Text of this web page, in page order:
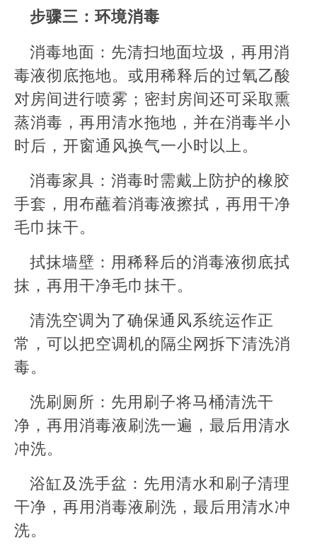
步骤三：环境消毒
消毒地面：先清扫地面垃圾，再用消
毒液彻底拖地。或用稀释后的过氧乙酸
对房间进行喷雾；密封房间还可采取熏
蒸消毒，再用清水拖地，并在消毒半小
时后，开窗通风换气一小时以上。
消毒家具：消毒时需戴上防护的橡胶
手套，用布蘸着消毒液擦拭，再用干净
毛巾抹干。
拭抹墙壁：用稀释后的消毒液彻底拭
抹，再用干净毛巾抹干。
清洗空调为了确保通风系统运作正
常，可以把空调机的隔尘网拆下清洗消
毒。
洗刷厕所：先用刷子将马桶清洗干
净，再用消毒液刷洗一遍，最后用清水
冲洗。
浴缸及洗手盆：先用清水和刷子清理
干净，再用消毒液刷洗，最后用清水冲
洗。